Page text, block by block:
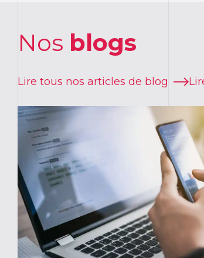
Nos blogs
Lire tous nos articles de blog